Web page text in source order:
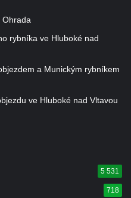
Duchcově
v Janově
v
Ohrada
rybníka ve Hluboké nad
a Munickým rybníkem
ve Hluboké nad Vltavou
5 531
718